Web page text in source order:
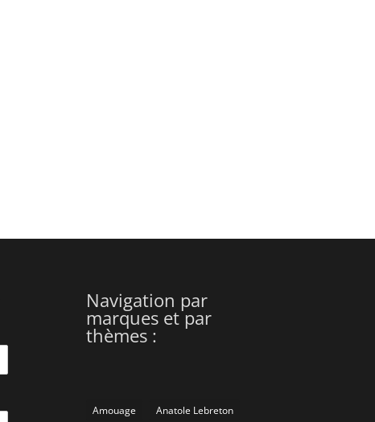
Navigation par
marques et par
thèmes :
Amouage
Anatole Lebreton